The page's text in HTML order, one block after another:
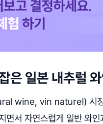
은 일본 내추럴
wine, vin naturel) 시
면서 자연스럽게 일반 와